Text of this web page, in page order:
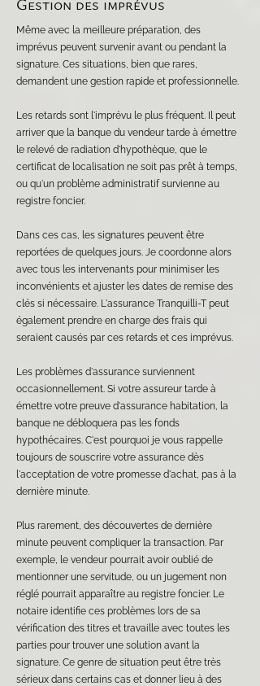
Même avec la meilleure préparation, des
imprévus peuvent survenir avant ou pendant la
signature. Ces situations, bien que rares,
demandent une gestion rapide et professionnelle.
Les retards sont l'imprévu le plus fréquent. Il peut
arriver que la banque du vendeur tarde à émettre
le relevé de radiation d'hypothèque, que le
certificat de localisation ne soit pas prêt à temps,
ou qu'un problème administratif survienne au
registre foncier.
Dans ces cas, les signatures peuvent être
reportées de quelques jours. Je coordonne alors
avec tous les intervenants pour minimiser les
inconvénients et ajuster les dates de remise des
clés si nécessaire. L'assurance Tranquilli-T peut
également prendre en charge des frais qui
seraient causés par ces retards et ces imprévus.
Les problèmes d'assurance surviennent
occasionnellement. Si votre assureur tarde à
émettre votre preuve d'assurance habitation, la
banque ne débloquera pas les fonds
hypothécaires. C'est pourquoi je vous rappelle
toujours de souscrire votre assurance dès
l'acceptation de votre promesse d'achat, pas à la
dernière minute.
Plus rarement, des découvertes de dernière
minute peuvent compliquer la transaction. Par
exemple, le vendeur pourrait avoir oublié de
mentionner une servitude, ou un jugement non
réglé pourrait apparaître au registre foncier. Le
notaire identifie ces problèmes lors de sa
vérification des titres et travaille avec toutes les
parties pour trouver une solution avant la
signature. Ce genre de situation peut être très
sérieux dans certains cas et donner lieu à des